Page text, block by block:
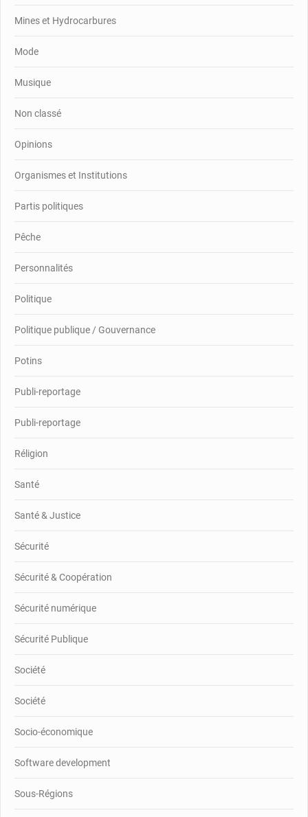
Mines et Hydrocarbures
Mode
Musique
Non classé
Opinions
Organismes et Institutions
Partis politiques
Pêche
Personnalités
Politique
Politique publique / Gouvernance
Potins
Publi-reportage
Publi-reportage
Réligion
Santé
Santé & Justice
Sécurité
Sécurité & Coopération
Sécurité numérique
Sécurité Publique
Société
Société
Socio-économique
Software development
Sous-Régions